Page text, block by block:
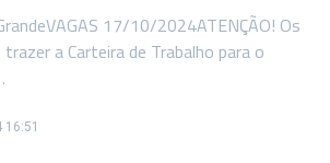
17/10/2024ATENÇÃO! Os
a Carteira de Trabalho para o
16:51